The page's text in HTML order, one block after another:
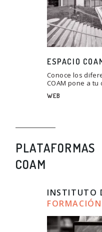
ESPACIO
Conoce los
COAM pone a tu
WEB
PLATAFORMAS
COAM
INSTITUTO